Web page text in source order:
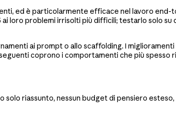
ed è particolarmente efficace nel lavoro end-
loro problemi irrisolti più difficili; testarlo solo su
ai prompt o allo scaffolding. I
coprono i comportamenti che più spesso
riassunto, nessun budget di pensiero